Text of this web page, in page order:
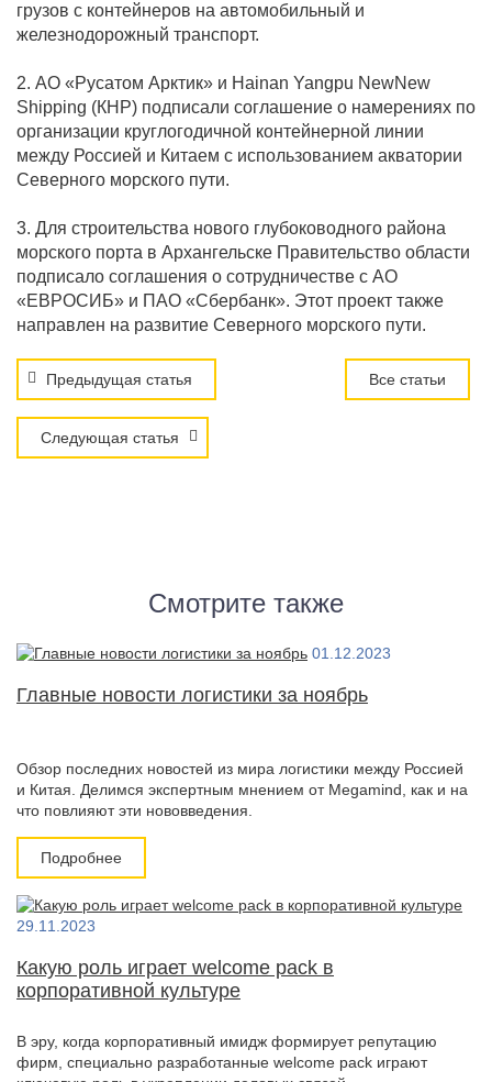
грузов с контейнеров на автомобильный и
железнодорожный транспорт.
2. АО «Русатом Арктик» и Hainan Yangpu NewNew
Shipping (КНР) подписали соглашение о намерениях по
организации круглогодичной контейнерной линии
между Россией и Китаем с использованием акватории
Северного морского пути.
3. Для строительства нового глубоководного района
морского порта в Архангельске Правительство области
подписало соглашения о сотрудничестве с АО
«ЕВРОСИБ» и ПАО «Сбербанк». Этот проект также
направлен на развитие Северного морского пути.
Предыдущая статья Все статьи
Следующая статья
Смотрите также
01.12.2023
Главные новости логистики за ноябрь
Обзор последних новостей из мира логистики между Россией
и Китая. Делимся экспертным мнением от Megamind, как и на
что повлияют эти нововведения.
Подробнее
29.11.2023
Какую роль играет welcome pack в
корпоративной культуре
В эру, когда корпоративный имидж формирует репутацию
фирм, специально разработанные welcome pack играют